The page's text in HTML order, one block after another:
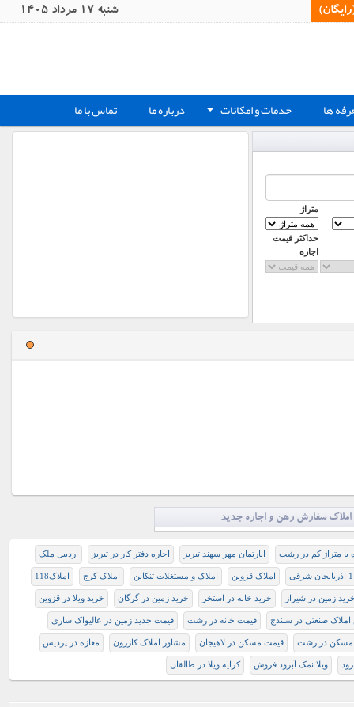
شنبه 17 مرداد 1405
ها + خدمات و امکانات درباره ما تماس با ما
متراژ
حداکثر قیمت
اجاره
املاک سفارش رهن و اجاره جدید
با متراژ كم در رشت ابارتمان مهر سهند تبريز اجاره دفتر كار در تبريز اردبیل ملک
املاک قزوین املاک و مستغلات تنکابن املاک کرج املاک118
زمين در شيراز خرید خانه در استخر خرید زمین در گرگان خرید ویلا در قزوین
صنعتی در سنندج قيمت خانه در رشت قیمت جدید زمین در عالیواک ساری
مسکن در رشت قیمت مسکن در لاهیجان مشاور املاک کازرون مغازه در پردیس
ویلا نمک آبرود فروش کرایه ویلا در طالقان